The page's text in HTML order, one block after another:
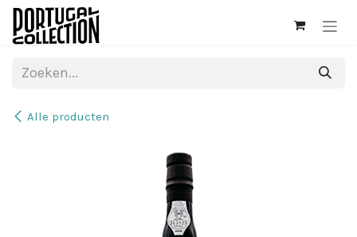
Overslaan naar inhoud
Alle producten